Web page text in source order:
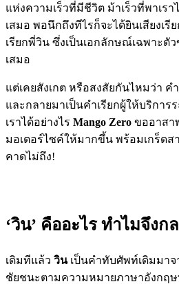
แห่งความเร็วที่มีชีวิต ม้าเร็วที่พาเรา
เสมอ พอนึกถึงทีไรก็จะได้ยินเสียงเ
เรียกพี่วิน ซึ่งเป็นเอกลักษณ์เฉพาะตั
เสมอ
แต่เคยสังเกต หรือสงสัยกันไหมว่า ค
และกลายมาเป็นคำเรียกผู้ให้บริกา
เราได้อย่างไร Mango Zero ขออาสา
มอเตอร์ไซค์ให้มากขึ้น พร้อมเกร็ดส
คาดไม่ถึง!
‘วิน’ คืออะไร ทำไมจึงก
เดิมทีแล้ว วิน เป็นคำทับศัพท์เดิมมาจ
ชัยชนะตามความหมายภาษาอังกฤ